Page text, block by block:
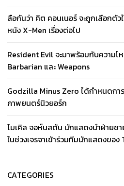
ลือกันว่า คิต คอนเนอร์ จะถูกเลือกตั
หนัง X-Men เรื่องต่อไป
Resident Evil จะมาพร้อมกับความโ
Barbarian และ Weapons
Godzilla Minus Zero ได้กำหนดก
ภาพยนตร์นิวยอร์ก
ไมเคิล จอห์นสตัน นักแสดงนำฝ่ายช
ในช่วงเจรจาเข้าร่วมทีมนักแสดงขอ
CATEGORIES